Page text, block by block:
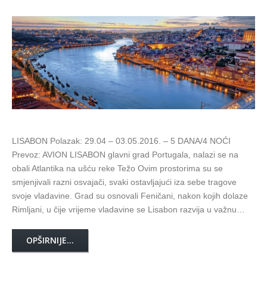
LISABON Polazak: 29.04 – 03.05.2016. – 5 DANA/4 NOĆI
Prevoz: AVION LISABON glavni grad Portugala, nalazi se na
obali Atlantika na ušću reke Težo Ovim prostorima su se
smjenjivali razni osvajači, svaki ostavljajući iza sebe tragove
svoje vladavine. Grad su osnovali Feničani, nakon kojih dolaze
Rimljani, u čije vrijeme vladavine se Lisabon razvija u važnu…
OPŠIRNIJE...